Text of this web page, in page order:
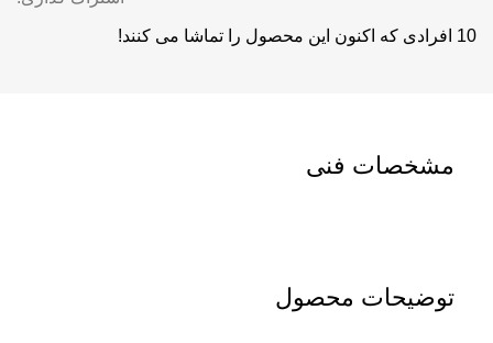
10 افرادی که اکنون این محصول را تماشا می کنند!
توضیحات محصول
مشخصات فنی